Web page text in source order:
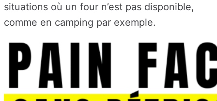
situations où un four n’est pas disponible,
comme en camping par exemple.